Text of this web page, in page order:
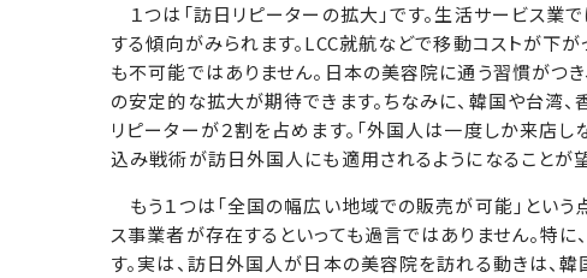
１つは「訪日リピーターの拡大」です。生活サービス
する傾向がみられます。LCC就航などで移動コストが下
も不可能ではありません。日本の美容院に通う習慣がつ
の安定的な拡大が期待できます。ちなみに、韓国や台湾
リピーターが２割を占めます。「外国人は一度しか来店
込み戦術が訪日外国人にも適用されるようになることが
もう１つは「全国の幅広い地域での販売が可能」とい
ス事業者が存在するといっても過言ではありません。特
す。実は、訪日外国人が日本の美容院を訪れる動きは、